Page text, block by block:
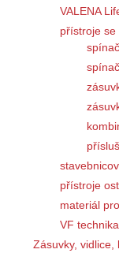
VALENA
přístroje se
přístroje
materiál
VF technika
Zásuvky, vidlice,